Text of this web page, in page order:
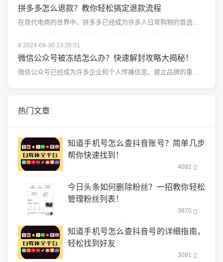
拼多多怎么退款？教你轻松搞定退款流程
在现代电商的世界中，拼多多已经成为许多人日常购物的首选平台。它以低价和团购模式吸引了大量用户，但购物...
# 2024-09-30 13:35:01
微信公众号被冻结怎么办？快速解封攻略大揭秘！
微信公众号已经成为许多企业和个人传播信息、建立品牌的重要工具。运营公众号时难免会遇到一些意外情况，其...
热门文章
知道手机号怎么查抖音账号？简单几步
帮你快速找到！
4092
今日头条如何删除粉丝？一招教你轻松
管理粉丝列表！
3870
知道手机号怎么查抖音号的详细指南，
轻松找到好友
3091